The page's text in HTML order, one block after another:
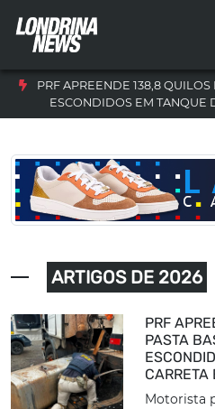
PRF APREENDE 138,8
ESCONDIDOS EM TANQUE
ARTIGOS DE 2026
PRF
PASTA
CARRETA
Motorista